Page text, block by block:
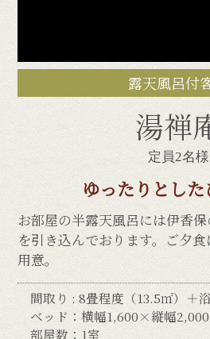
露天風呂付
湯禅
定員2名様
ゆったりとし
お部屋の半露天風呂には伊香保
を引き込んでおります。ご夕
用意。
間取り : 8畳程度（13.5㎡）＋
ベッド：横幅1,600×縦幅2,000
部屋数：1室
Select
翻訳につ
当サイトは、外部サイトの
Google翻訳サービス ］を導
機械的に翻訳されますの